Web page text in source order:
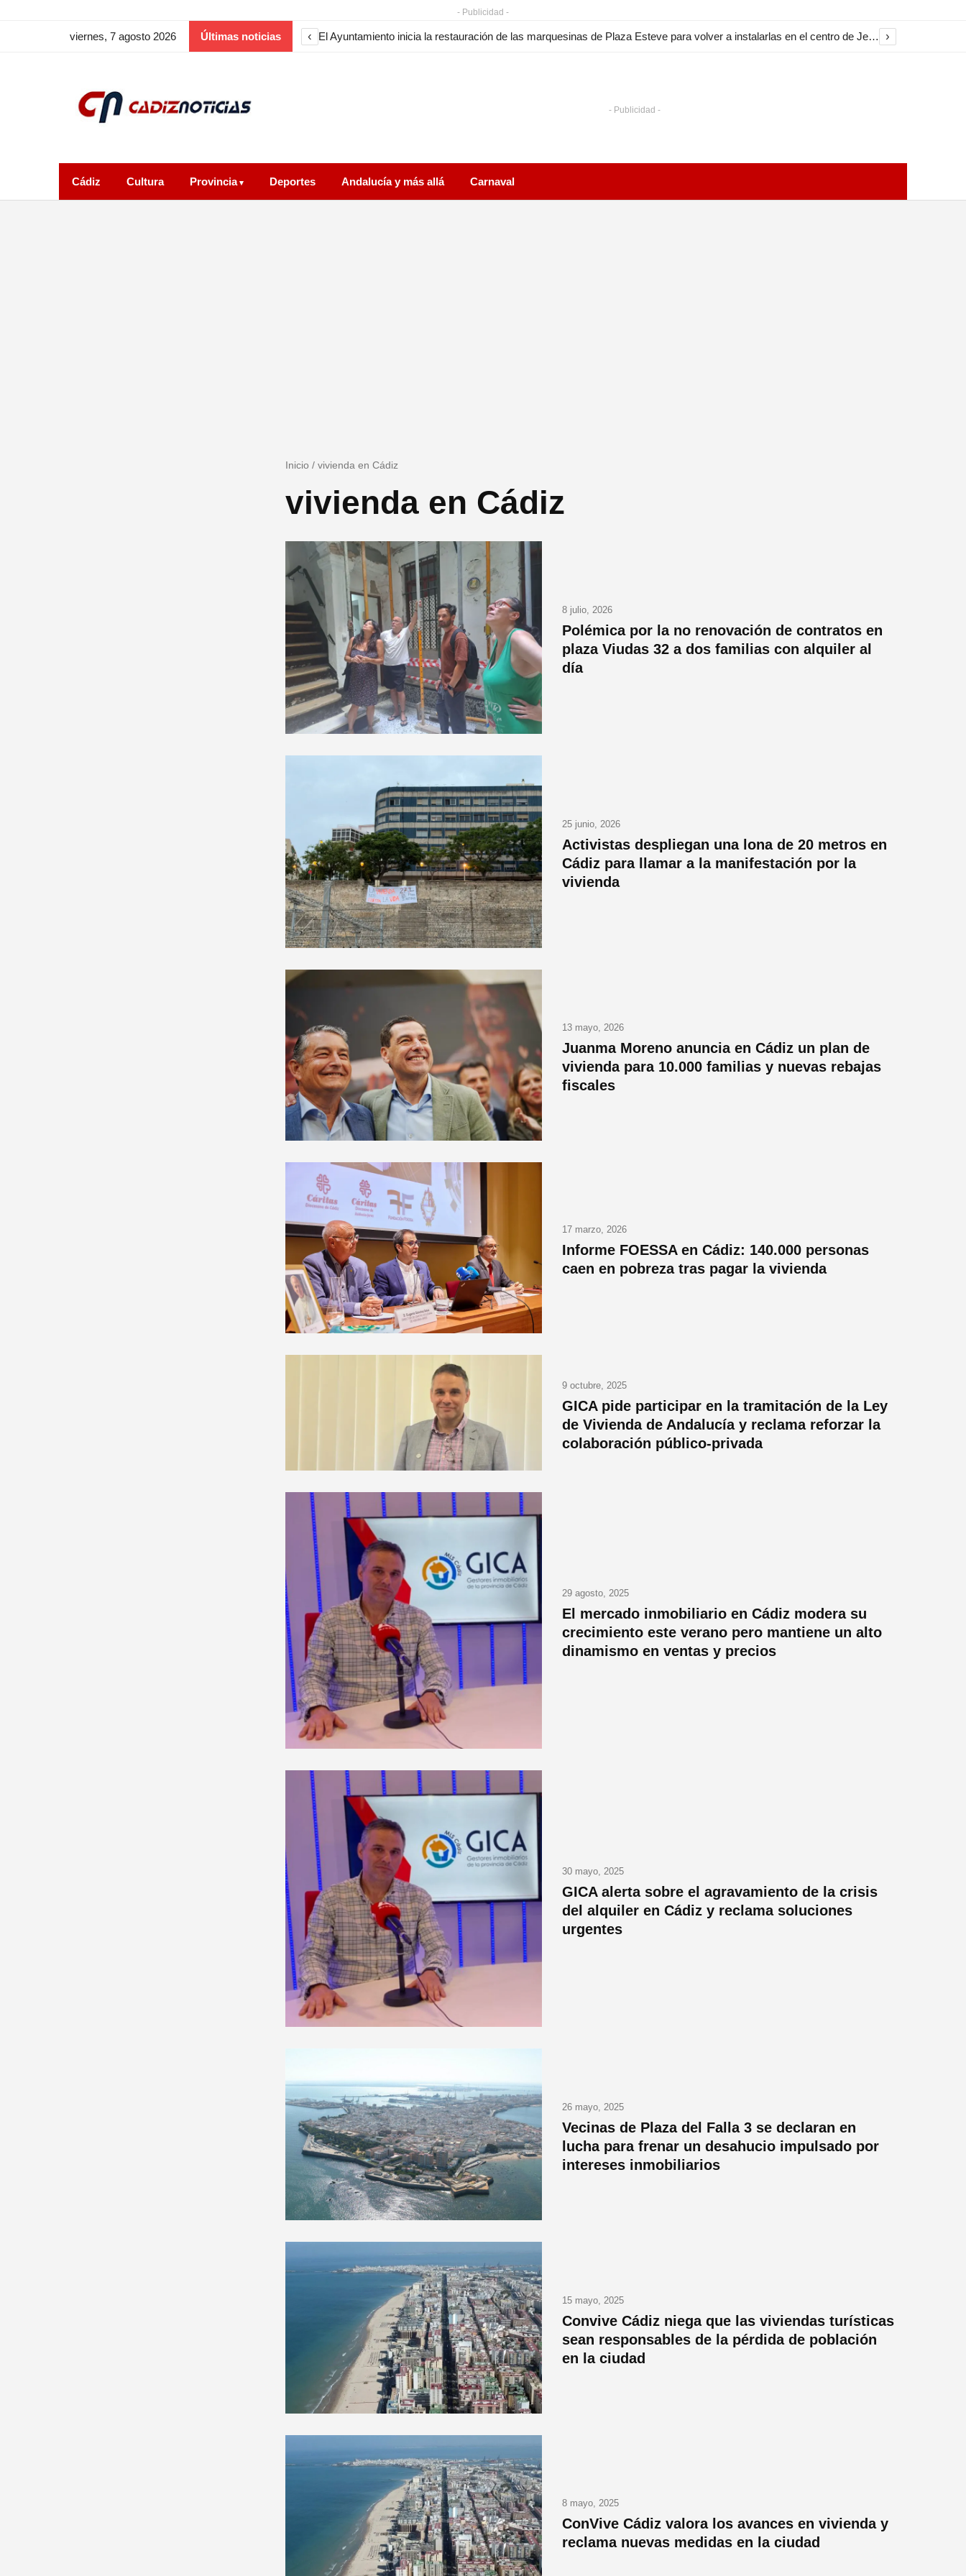
- Publicidad -
viernes, 7 agosto 2026 Últimas noticias ‹ El Ayuntamiento inicia la restauración de las marquesinas de Plaza Esteve para volver a instalarlas en el centro de Jerez ›
- Publicidad -
Cádiz Cultura Provincia Deportes Andalucía y más allá Carnaval
Inicio / vivienda en Cádiz
vivienda en Cádiz
8 julio, 2026
Polémica por la no renovación de contratos en
plaza Viudas 32 a dos familias con alquiler al
día
25 junio, 2026
Activistas despliegan una lona de 20 metros en
Cádiz para llamar a la manifestación por la
vivienda
13 mayo, 2026
Juanma Moreno anuncia en Cádiz un plan de
vivienda para 10.000 familias y nuevas rebajas
fiscales
17 marzo, 2026
Informe FOESSA en Cádiz: 140.000 personas
caen en pobreza tras pagar la vivienda
9 octubre, 2025
GICA pide participar en la tramitación de la Ley
de Vivienda de Andalucía y reclama reforzar la
colaboración público-privada
29 agosto, 2025
El mercado inmobiliario en Cádiz modera su
crecimiento este verano pero mantiene un alto
dinamismo en ventas y precios
30 mayo, 2025
GICA alerta sobre el agravamiento de la crisis
del alquiler en Cádiz y reclama soluciones
urgentes
26 mayo, 2025
Vecinas de Plaza del Falla 3 se declaran en
lucha para frenar un desahucio impulsado por
intereses inmobiliarios
15 mayo, 2025
Convive Cádiz niega que las viviendas turísticas
sean responsables de la pérdida de población
en la ciudad
8 mayo, 2025
ConVive Cádiz valora los avances en vivienda y
reclama nuevas medidas en la ciudad